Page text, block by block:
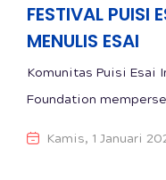
FESTIVAL PUISI
MENULIS ESAI
Komunitas Puisi Esai
Kamis, 1 Januari